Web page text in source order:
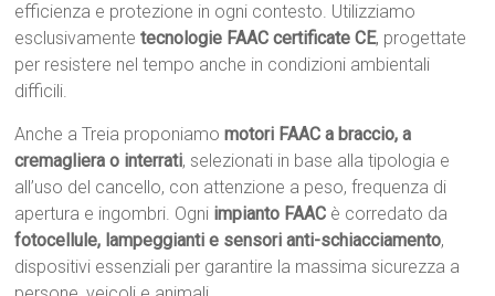
efficienza e protezione in ogni contesto. Utilizziamo
esclusivamentetecnologie FAAC certificate CE, progettate
per resistere nel tempo anche in condizioni ambientali
difficili.
Anche a Treia proponiamomotori FAAC a braccio, a
cremagliera o interrati, selezionati in base alla tipologia e
all’uso del cancello, con attenzione a peso, frequenza di
apertura e ingombri. Ogni impianto FAAC è corredato da
fotocellule, lampeggianti e sensori anti-schiacciamento,
dispositivi essenziali per garantire la massima sicurezza a